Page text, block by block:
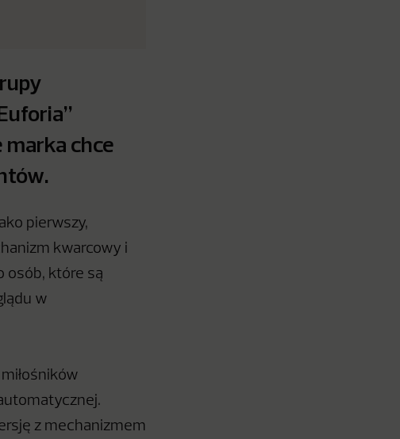
marka chce
pierwszy,
kwarcowy i
osób, które są
w
z mechanizmem